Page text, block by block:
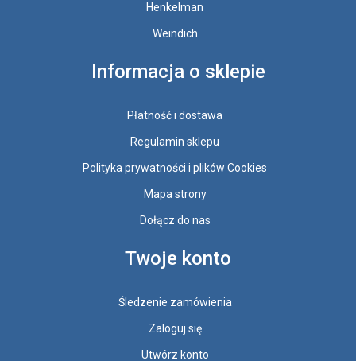
Henkelman
Weindich
Informacja o sklepie
Płatność i dostawa
Regulamin sklepu
Polityka prywatności i plików Cookies
Mapa strony
Dołącz do nas
Twoje konto
Śledzenie zamówienia
Zaloguj się
Utwórz konto